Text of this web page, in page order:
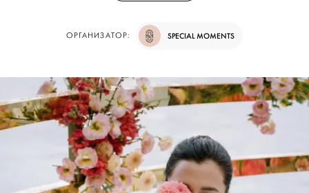
ОРГАНИЗАТОР: SPECIAL MOMENTS